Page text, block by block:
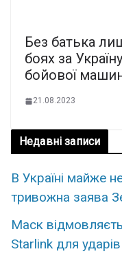
Без батька
боях за
бойової
21.08.2023
Недавні записи
В Україні майже
тривожна заява
Маск
Starlink для